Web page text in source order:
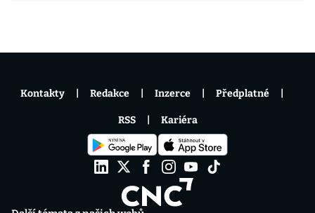
Kontakty Redakce Inzerce Předplatné
RSS Kariéra